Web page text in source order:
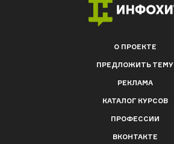
О ПРОЕКТЕ
ПРЕДЛОЖИТЬ ТЕМУ
РЕКЛАМА
КАТАЛОГ КУРСОВ
ПРОФЕССИИ
ВКОНТАКТЕ